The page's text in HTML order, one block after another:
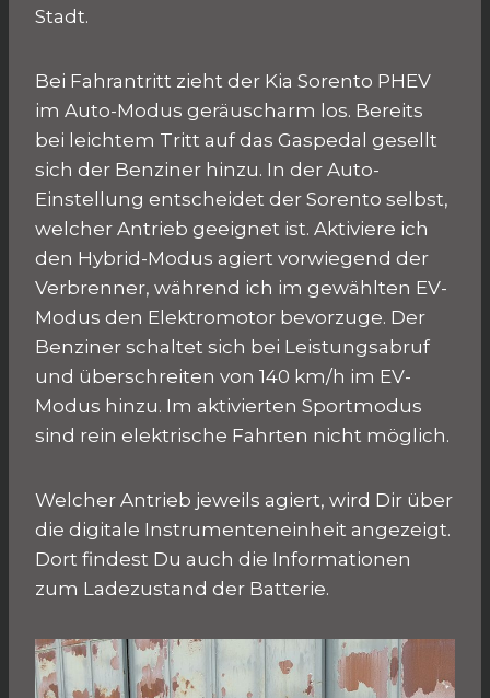
Stadt.
Bei Fahrantritt zieht der Kia Sorento PHEV
im Auto-Modus geräuscharm los. Bereits
bei leichtem Tritt auf das Gaspedal gesellt
sich der Benziner hinzu. In der Auto-
Einstellung entscheidet der Sorento selbst,
welcher Antrieb geeignet ist. Aktiviere ich
den Hybrid-Modus agiert vorwiegend der
Verbrenner, während ich im gewählten EV-
Modus den Elektromotor bevorzuge. Der
Benziner schaltet sich bei Leistungsabruf
und überschreiten von 140 km/h im EV-
Modus hinzu. Im aktivierten Sportmodus
sind rein elektrische Fahrten nicht möglich.
Welcher Antrieb jeweils agiert, wird Dir über
die digitale Instrumenteneinheit angezeigt.
Dort findest Du auch die Informationen
zum Ladezustand der Batterie.